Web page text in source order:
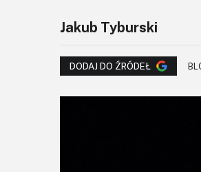
Jakub Tyburski
DODAJ DO ŹRÓDEŁ